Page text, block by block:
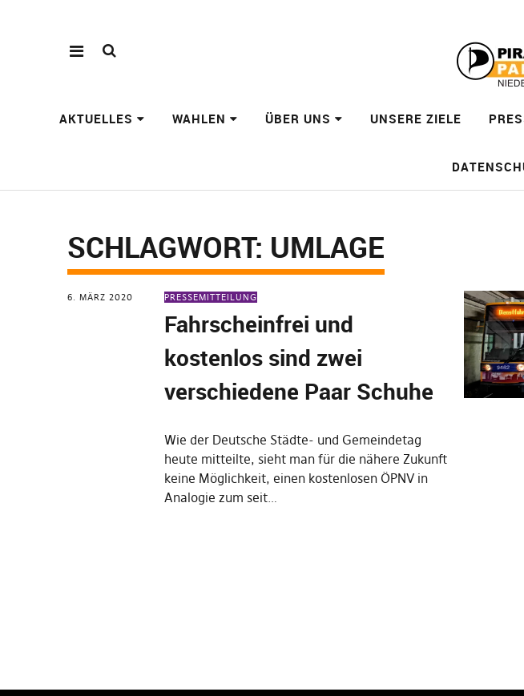
AKTUELLES WAHLEN ÜBER UNS UNSERE ZIELE
SCHLAGWORT: UMLAGE
6. MÄRZ 2020 PRESSEMITTEILUNG
Fahrscheinfrei und
kostenlos sind zwei
verschiedene Paar Schuhe
Wie der Deutsche Städte- und Gemeindetag
heute mitteilte, sieht man für die nähere Zukunft
keine Möglichkeit, einen kostenlosen ÖPNV in
Analogie zum seit…